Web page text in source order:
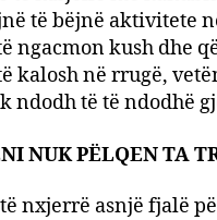
të bëjnë aktivitete
ngacmon kush dhe
kalosh në rrugë,
ndodh të të ndodhë
NUK PËLQEN TA
nxjerrë asnjë fjalë